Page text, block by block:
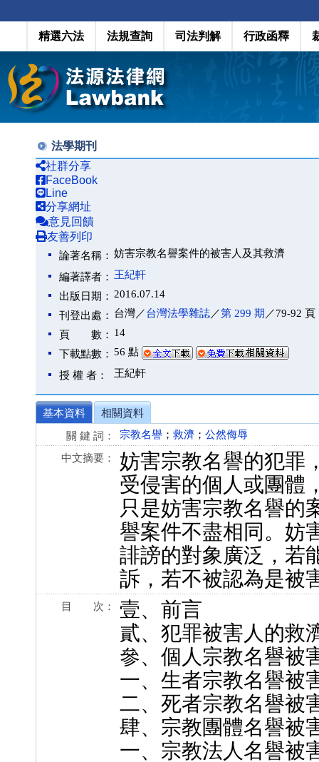
精選六法 法規查詢 司法判解 行政函釋
法學期刊
社群分享
FaceBook
Line
分享網址
意見回饋
友善列印
論著名稱： 妨害宗教名譽案件的被害人及其救濟
編著譯者： 王紀軒
出版日期： 2016.07.14
刊登出處： 台灣／台灣法學雜誌／第 299 期 ／79-92 頁
頁 數： 14
下載點數： 56 點
授 權 者： 王紀軒
基本資料
相關資料
關 鍵 詞：
宗教名譽 ； 救濟 ； 公然侮辱
中文摘要：
妨害宗教名譽的犯罪
受侵害的個人或團體
只是妨害宗教名譽的
譽案件不盡相同。妨
誹謗的對象廣泛，若
訴，若不被認為是被
目 次：
壹、前言
貳、犯罪被害人的救
參、個人宗教名譽被
一、生者宗教名譽被
二、死者宗教名譽被
肆、宗教團體名譽被
一、宗教法人名譽被